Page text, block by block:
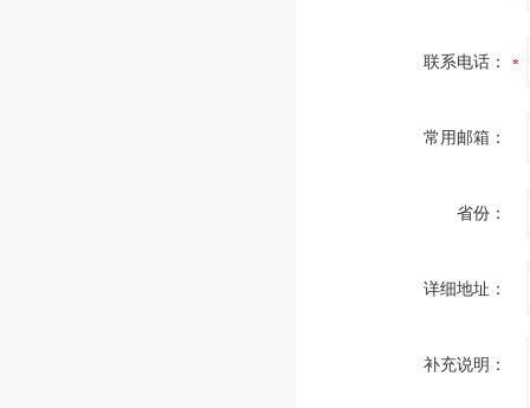
联系电话：
常用邮箱：
省份：
详细地址：
补充说明：